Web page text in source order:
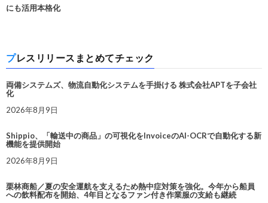
にも活用本格化
プレスリリースまとめてチェック
両備システムズ、物流自動化システムを手掛ける 株式会社APTを子会社
化
2026年8月9日
Shippio、「輸送中の商品」の可視化をInvoiceのAI-OCRで自動化する新
機能を提供開始
2026年8月9日
栗林商船／夏の安全運航を支えるため熱中症対策を強化。今年から船員
への飲料配布を開始、4年目となるファン付き作業服の支給も継続